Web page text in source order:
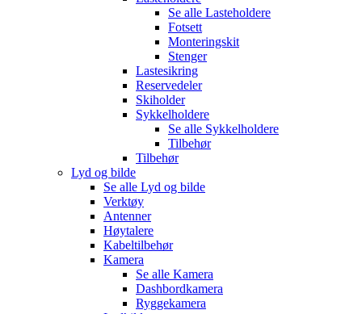
Se alle Lasteholdere
Fotsett
Monteringskit
Stenger
Lastesikring
Reservedeler
Skiholder
Sykkelholdere
Se alle Sykkelholdere
Tilbehør
Tilbehør
Lyd og bilde
Se alle Lyd og bilde
Verktøy
Antenner
Høytalere
Kabeltilbehør
Kamera
Se alle Kamera
Dashbordkamera
Ryggekamera